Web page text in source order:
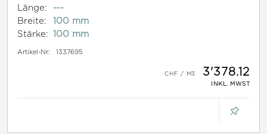
Länge:
---
Breite:
100 mm
Stärke: 100 mm
Artikel-Nr: 1337695
3'378.12
INKL. MWST